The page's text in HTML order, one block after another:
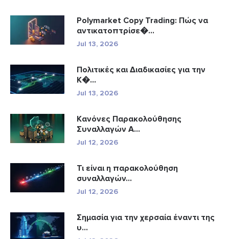
Polymarket Copy Trading: Πώς να
αντικατοπτρίσε�...
Jul 13, 2026
Πολιτικές και Διαδικασίες για την
Κ�...
Jul 13, 2026
Κανόνες Παρακολούθησης
Συναλλαγών A...
Jul 12, 2026
Τι είναι η παρακολούθηση
συναλλαγών...
Jul 12, 2026
Σημασία για την χερσαία έναντι της
υ...